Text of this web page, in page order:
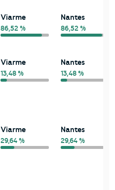
Viarme
86,52 %
Nantes
86,52 %
Viarme
13,48 %
Nantes
13,48 %
Viarme
29,64 %
Nantes
29,64 %